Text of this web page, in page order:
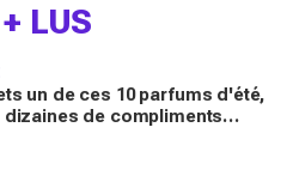
LUS
un de ces 10 parfums d'été,
dizaines de compliments